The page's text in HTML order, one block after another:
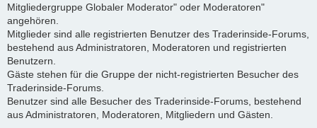
Mitgliedergruppe Globaler Moderator" oder Moderatoren"
angehören.
Mitglieder sind alle registrierten Benutzer des Traderinside-Forums,
bestehend aus Administratoren, Moderatoren und registrierten
Benutzern.
Gäste stehen für die Gruppe der nicht-registrierten Besucher des
Traderinside-Forums.
Benutzer sind alle Besucher des Traderinside-Forums, bestehend
aus Administratoren, Moderatoren, Mitgliedern und Gästen.